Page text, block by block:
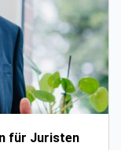
für Juristen